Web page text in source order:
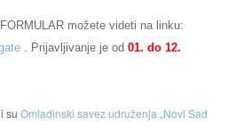
možete videti na linku:
. Prijavljivanje je od 01. do 12.
su Omladinski savez udruženja „Novi Sad